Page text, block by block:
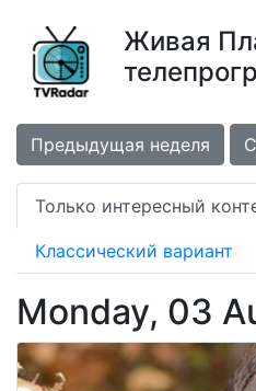
Живая
Предыдущая неделя
Только интересный
Классический вариант
Monday, 03